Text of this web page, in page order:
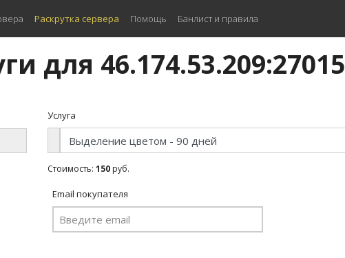
Раскрутка сервера Помощь Банлист и правила
для 46.174.53.209:27015
Услуга
Стоимость: 150 руб.
Email покупателя